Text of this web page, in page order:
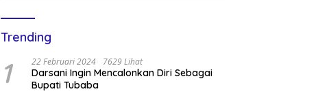
Trending
1 22 Februari 2024 7629 Lihat
Darsani Ingin Mencalonkan Diri Sebagai
Bupati Tubaba